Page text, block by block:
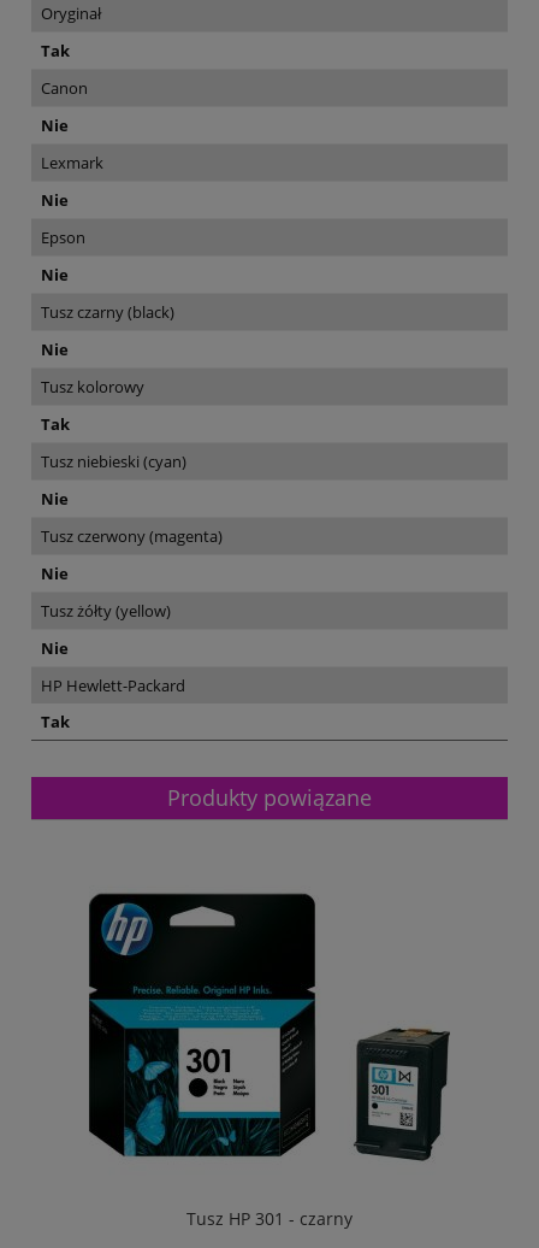
Oryginał
Tak
Canon
Nie
Lexmark
Nie
Epson
Nie
Tusz czarny (black)
Nie
Tusz kolorowy
Tak
Tusz niebieski (cyan)
Nie
Tusz czerwony (magenta)
Nie
Tusz żółty (yellow)
Nie
HP Hewlett-Packard
Tak
Produkty powiązane
Tusz HP 301 - czarny